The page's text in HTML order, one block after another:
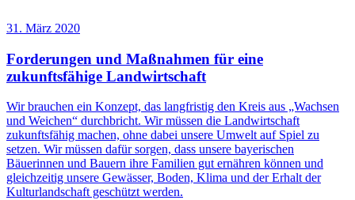
31. März 2020
Forderungen und Maßnahmen für eine
zukunftsfähige Landwirtschaft
Wir brauchen ein Konzept, das langfristig den Kreis aus „Wachsen
und Weichen“ durchbricht. Wir müssen die Landwirtschaft
zukunftsfähig machen, ohne dabei unsere Umwelt auf Spiel zu
setzen. Wir müssen dafür sorgen, dass unsere bayerischen
Bäuerinnen und Bauern ihre Familien gut ernähren können und
gleichzeitig unsere Gewässer, Boden, Klima und der Erhalt der
Kulturlandschaft geschützt werden.